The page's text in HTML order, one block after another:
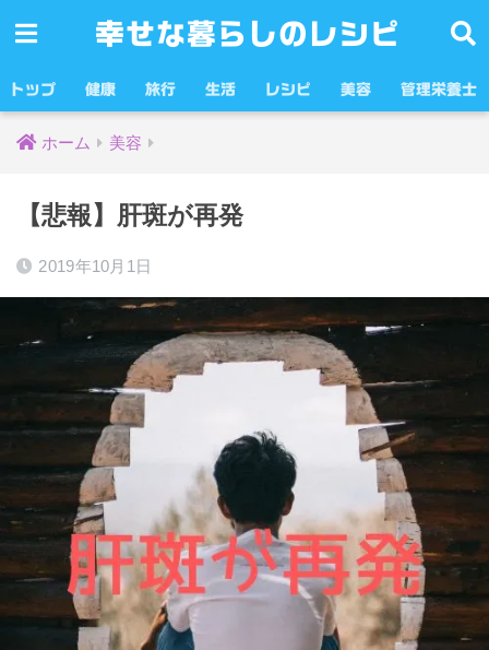
幸せな暮らしのレシピ
トップ 健康 旅行 生活 レシピ 美容 管理栄養士
ホーム 美容
【悲報】肝斑が再発
2019年10月1日